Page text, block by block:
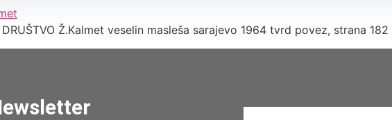
Ž.Kalmet veselin masleša sarajevo 1964 tvrd povez, strana